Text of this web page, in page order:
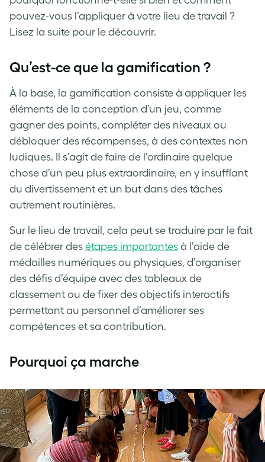
pouvez-vous l’appliquer à votre lieu de travail ?
Lisez la suite pour le découvrir.
Qu’est-ce que la gamification ?
À la base, la gamification consiste à appliquer les
éléments de la conception d’un jeu, comme
gagner des points, compléter des niveaux ou
débloquer des récompenses, à des contextes non
ludiques. Il s’agit de faire de l’ordinaire quelque
chose d’un peu plus extraordinaire, en y insufflant
du divertissement et un but dans des tâches
autrement routinières.
Sur le lieu de travail, cela peut se traduire par le fait
de célébrer des étapes importantes à l’aide de
médailles numériques ou physiques, d’organiser
des défis d’équipe avec des tableaux de
classement ou de fixer des objectifs interactifs
permettant au personnel d’améliorer ses
compétences et sa contribution.
Pourquoi ça marche